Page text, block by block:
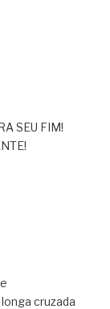
SEU FIM!
cruzada